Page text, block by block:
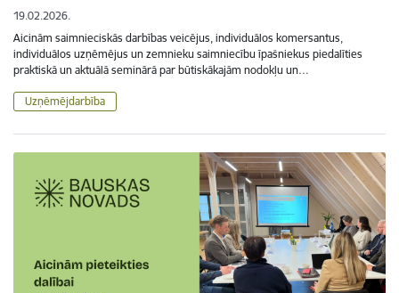
19.02.2026.
Aicinām saimnieciskās darbības veicējus, individuālos komersantus,
individuālos uzņēmējus un zemnieku saimniecību īpašniekus piedalīties
praktiskā un aktuālā seminārā par būtiskākajām nodokļu un…
Uzņēmējdarbība